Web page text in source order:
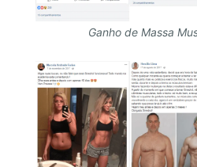
Ganho de Massa